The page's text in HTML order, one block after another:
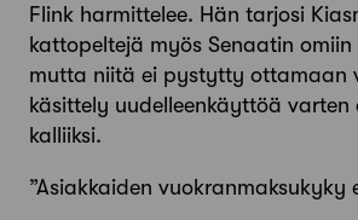
Flink harmittelee. Hän tarjosi
kattopeltejä myös Senaatin omiin
mutta niitä ei pystytty ottamaan
käsittely uudelleenkäyttöä varten
kalliiksi.
”Asiakkaiden vuokranmaksukyky